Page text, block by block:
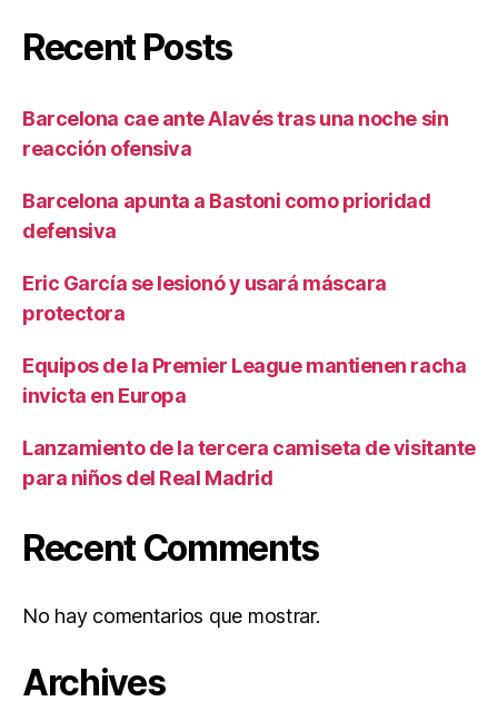
Recent Posts
Barcelona cae ante Alavés tras una noche sin
reacción ofensiva
Barcelona apunta a Bastoni como prioridad
defensiva
Eric García se lesionó y usará máscara
protectora
Equipos de la Premier League mantienen racha
invicta en Europa
Lanzamiento de la tercera camiseta de visitante
para niños del Real Madrid
Recent Comments
No hay comentarios que mostrar.
Archives